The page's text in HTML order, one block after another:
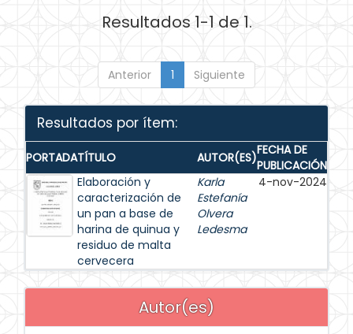
Resultados 1-1 de 1.
Anterior 1 Siguiente
Resultados por ítem:
PORTADATÍTULO AUTOR(ES)FECHA DE
PUBLICACIÓN
Elaboración y
caracterización de
un pan a base de
harina de quinua y
residuo de malta
cervecera
Karla
Estefanía
Olvera
Ledesma
4-nov-2024
Autor(es)